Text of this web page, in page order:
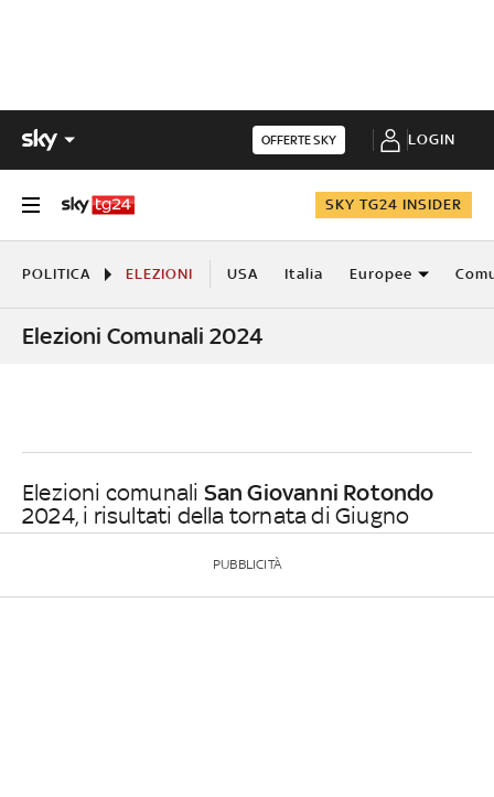
OFFERTE SKY LOGIN
SKY TG24 INSIDER
POLITICA ELEZIONI USA Italia Europee
Elezioni Comunali 2024
Elezioni comunali San Giovanni Rotondo
2024, i risultati della tornata di Giugno
PUBBLICITÀ